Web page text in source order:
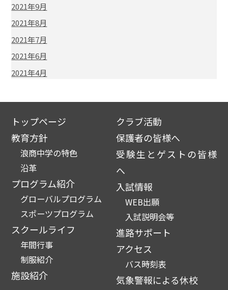
2021年9月
2021年8月
2021年7月
2021年6月
2021年4月
トップページ
教育方針
浪商中学の特色
沿革
プログラム紹介
グローバルプログラム
スポーツプログラム
スクールライフ
年間行事
制服紹介
施設紹介
クラブ活動
保護者の皆様へ
受験生とゲストの皆様
へ
入試情報
WEB出願
入試説明会等
進路サポート
アクセス
バス時刻表
気象警報による休校